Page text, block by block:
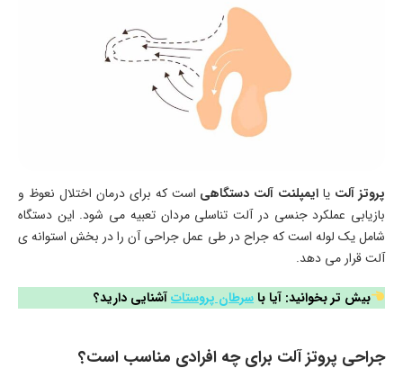
پروتز آلت یا ایمپلنت آلت دستگاهی است که برای درمان اختلال نعوظ و
بازیابی عملکرد جنسی در آلت تناسلی مردان تعبیه می شود. این دستگاه
شامل یک لوله است که جراح در طی عمل جراحی آن را در بخش استوانه ی
آلت قرار می دهد.
بیش تر بخوانید: آیا باسرطان پروستاتآشنایی دارید؟
جراحی پروتز آلت برای چه افرادی مناسب است؟